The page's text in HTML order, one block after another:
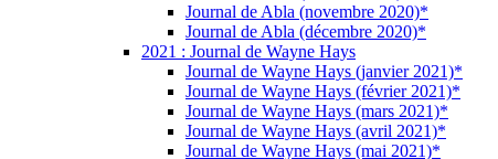
Journal de Abla (novembre 2020)*
Journal de Abla (décembre 2020)*
2021 : Journal de Wayne Hays
Journal de Wayne Hays (janvier 2021)*
Journal de Wayne Hays (février 2021)*
Journal de Wayne Hays (mars 2021)*
Journal de Wayne Hays (avril 2021)*
Journal de Wayne Hays (mai 2021)*